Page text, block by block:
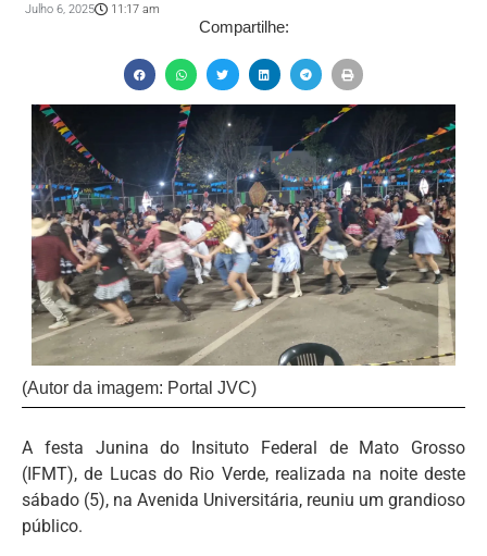
Julho 6, 2025 11:17 am
Compartilhe:
(Autor da imagem: Portal JVC)
A festa Junina do Insituto Federal de Mato Grosso
(IFMT), de Lucas do Rio Verde, realizada na noite deste
sábado (5), na Avenida Universitária, reuniu um grandioso
público.